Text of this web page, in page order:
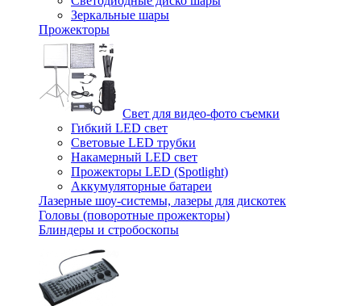
Зеркальные шары
Прожекторы
Свет для видео-фото съемки
Гибкий LED свет
Световые LED трубки
Накамерный LED свет
Прожекторы LED (Spotlight)
Аккумуляторные батареи
Лазерные шоу-системы, лазеры для дискотек
Головы (поворотные прожекторы)
Блиндеры и стробоскопы